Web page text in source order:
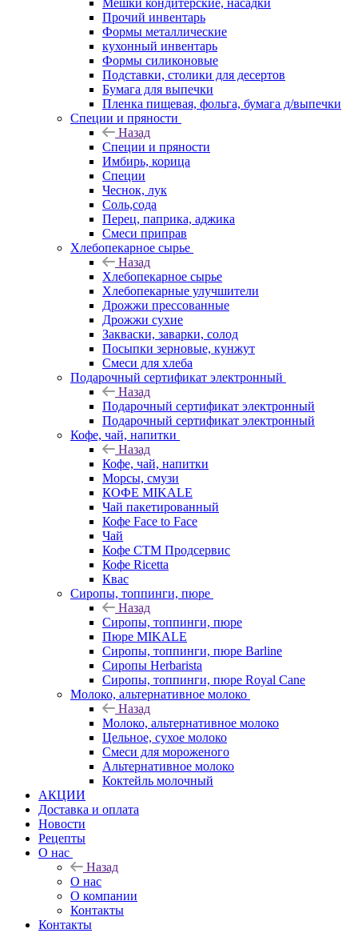
Мешки кондитерские, насадки
Прочий инвентарь
Формы металлические
кухонный инвентарь
Формы силиконовые
Подставки, столики для десертов
Бумага для выпечки
Пленка пищевая, фольга, бумага д/выпечки
Специи и пряности
Назад
Специи и пряности
Имбирь, корица
Специи
Чеснок, лук
Соль,сода
Перец, паприка, аджика
Смеси приправ
Хлебопекарное сырье
Назад
Хлебопекарное сырье
Хлебопекарные улучшители
Дрожжи прессованные
Дрожжи сухие
Закваски, заварки, солод
Посыпки зерновые, кунжут
Смеси для хлеба
Подарочный сертификат электронный
Назад
Подарочный сертификат электронный
Подарочный сертификат электронный
Кофе, чай, напитки
Назад
Кофе, чай, напитки
Морсы, смузи
КОФЕ MIKALE
Чай пакетированный
Кофе Face to Face
Чай
Кофе СТМ Продсервис
Кофе Ricetta
Квас
Сиропы, топпинги, пюре
Назад
Сиропы, топпинги, пюре
Пюре MIKALE
Сиропы, топпинги, пюре Barline
Сиропы Herbarista
Сиропы, топпинги, пюре Royal Cane
Молоко, альтернативное молоко
Назад
Молоко, альтернативное молоко
Цельное, сухое молоко
Смеси для мороженого
Альтернативное молоко
Коктейль молочный
АКЦИИ
Доставка и оплата
Новости
Рецепты
О нас
Назад
О нас
О компании
Контакты
Контакты